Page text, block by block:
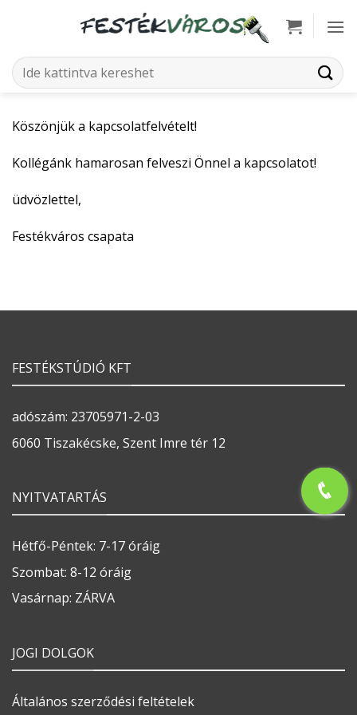
Keresés
a
Köszönjük a kapcsolatfelvételt!
Kollégánk hamarosan felveszi Önnel a kapcsolatot!
üdvözlettel,
Festékváros csapata
FESTÉKSTÚDIÓ KFT
adószám: 23705971-2-03
6060 Tiszakécske, Szent Imre tér 12
NYITVATARTÁS
Hétfő-Péntek: 7-17 óráig
Szombat: 8-12 óráig
Vasárnap: ZÁRVA
JOGI DOLGOK
Általános szerződési feltételek